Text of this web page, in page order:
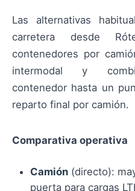
Las alternativas
carretera desde
contenedores por
intermodal y
contenedor hasta un
reparto final por camión.
Comparativa operativa
Camión (directo):
puerta para cargas